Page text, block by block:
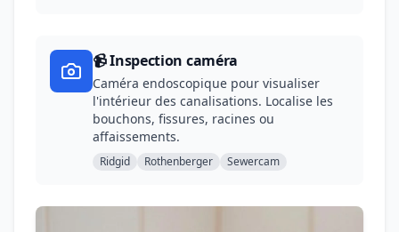
📹 Inspection caméra
Caméra endoscopique pour visualiser
l'intérieur des canalisations. Localise les
bouchons, fissures, racines ou
affaissements.
Ridgid Rothenberger Sewercam